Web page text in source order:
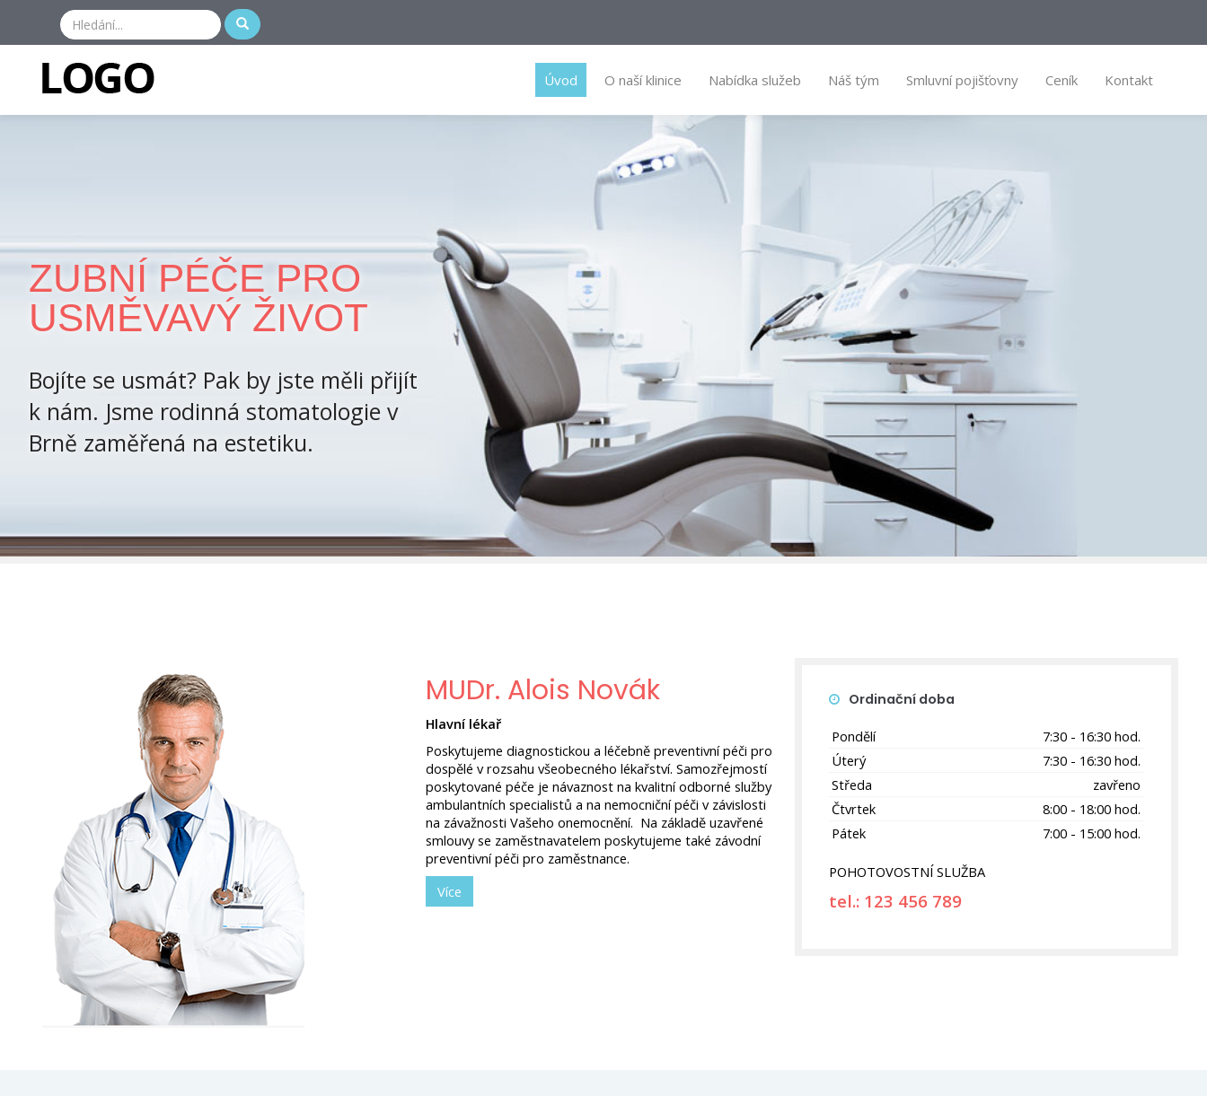
Úvod O naší klinice Nabídka služeb Náš tým Smluvní pojišťovny Ceník Kontakt
ZUBNÍ PÉČE PRO
USMĚVAVÝ ŽIVOT
Bojíte se usmát? Pak by jste měli přijít
k nám. Jsme rodinná stomatologie v
Brně zaměřená na estetiku.
MUDr. Alois Novák
Hlavní lékař
Poskytujeme diagnostickou a léčebně preventivní péči pro
dospělé v rozsahu všeobecného lékařství. Samozřejmostí
poskytované péče je návaznost na kvalitní odborné služby
ambulantních specialistů a na nemocniční péči v závislosti
na závažnosti Vašeho onemocnění. Na základě uzavřené
smlouvy se zaměstnavatelem poskytujeme také závodní
preventivní péči pro zaměstnance.
Více
Ordinační doba
Pondělí
7:30 - 16:30 hod.
Úterý
7:30 - 16:30 hod.
Středa
zavřeno
Čtvrtek
8:00 - 18:00 hod.
Pátek
7:00 - 15:00 hod.
POHOTOVOSTNÍ SLUŽBA
tel.: 123 456 789